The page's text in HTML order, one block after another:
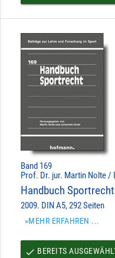
Band 169
Prof. Dr. jur. Martin Nolte /
Handbuch Sportrecht
2009. DIN A5, 292 Seiten
»MEHR ERFAHREN ...
done BEREITS